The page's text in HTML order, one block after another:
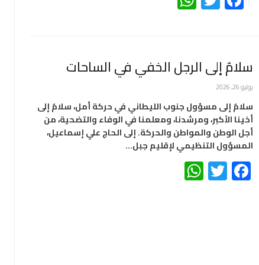
سلامٌ إلى الرجل الخفي في الساحات
يوليو 26, 2026
سلامٌ إلى مسؤول جنوب الليطاني في حركة أمل، سلامٌ إلى
أخينا الأكبر، ومرشدنا، ومعلمنا في الوفاء والتضحية، من
أجل الوطن والمواطن والحركة. إلى الحاج علي إسماعيل،
المسؤول التنظيمي لإقليم جبل…
Facebook
Twitter